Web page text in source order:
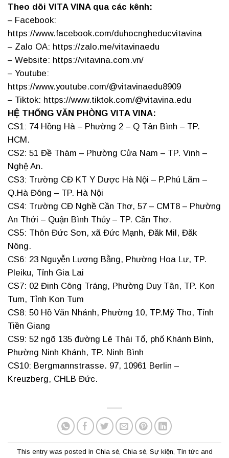
Theo dõi VITA VINA qua các kênh:
– Facebook:
https://www.facebook.com/duhocngheducvitavina
– Zalo OA: https://zalo.me/vitavinaedu
– Website: https://vitavina.com.vn/
– Youtube:
https://www.youtube.com/@vitavinaedu8909
– Tiktok: https://www.tiktok.com/@vitavina.edu
HỆ THỐNG VĂN PHÒNG VITA VINA:
CS1: 74 Hồng Hà – Phường 2 – Q Tân Bình – TP.
HCM.
CS2: 51 Đề Thám – Phường Cửa Nam – TP. Vinh –
Nghệ An.
CS3: Trường CĐ KT Y Dược Hà Nội – P.Phú Lãm –
Q.Hà Đông – TP. Hà Nội
CS4: Trường CĐ Nghề Cần Thơ, 57 – CMT8 – Phường
An Thới – Quận Bình Thủy – TP. Cần Thơ.
CS5: Thôn Đức Sơn, xã Đức Mạnh, Đăk Mil, Đăk
Nông.
CS6: 23 Nguyễn Lương Bằng, Phường Hoa Lư, TP.
Pleiku, Tỉnh Gia Lai
CS7: 02 Đinh Công Tráng, Phường Duy Tân, TP. Kon
Tum, Tỉnh Kon Tum
CS8: 50 Hồ Văn Nhánh, Phường 10, TP.Mỹ Tho, Tỉnh
Tiền Giang
CS9: 52 ngõ 135 đường Lê Thái Tổ, phố Khánh Bình,
Phường Ninh Khánh, TP. Ninh Bình
CS10: Bergmannstrasse. 97, 10961 Berlin –
Kreuzberg, CHLB Đức.
This entry was posted in Chia sẻ, Chia sẻ, Sự kiện Tin tứcand